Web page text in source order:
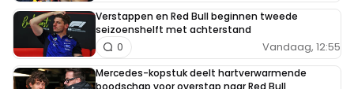
Miels
27 juni 15:24
Bernie zei als ik het goed verstond dat de
Marshall dubbel geel zwaaide maar de
Verstappen en Red Bull beginnen tweede
seizoenshelft met achterstand
Vandaag, 12:55
0
Mercedes-kopstuk deelt hartverwarmende
boodschap voor overstap naar Red Bull